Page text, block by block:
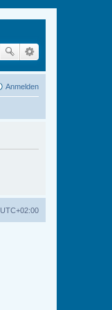
Anmelden
UTC+02:00